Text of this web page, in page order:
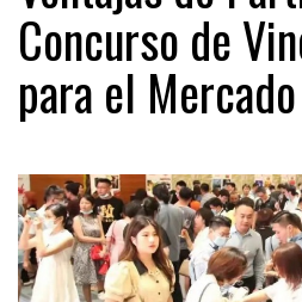
Concurso de
para el